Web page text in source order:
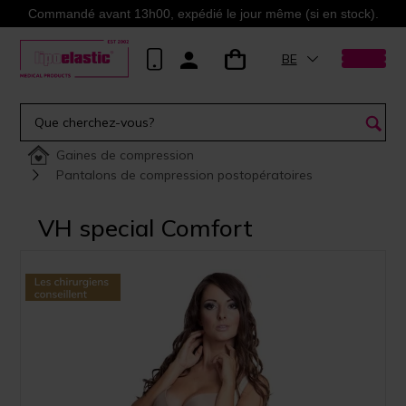
Commandé avant 13h00, expédié le jour même (si en stock).
BE
Gaines de compression
Pantalons de compression postopératoires
VH special Comfort